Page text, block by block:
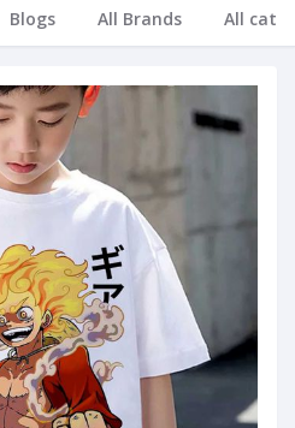
Blogs All Brands All